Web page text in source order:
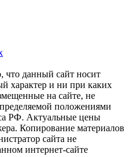
данный сайт носит
характер и ни при каких
на сайте, не
положениями
РФ. Актуальные цены
Копирование материалов
сайта не
интернет-сайте